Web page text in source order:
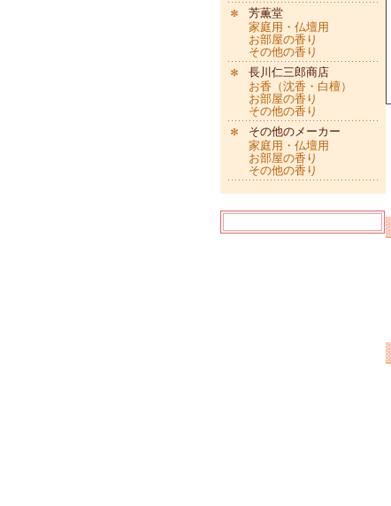
芳薫堂
家庭用・仏壇用
お部屋の香り
その他の香り
長川仁三郎商店
お香（沈香・白檀）
お部屋の香り
その他の香り
その他のメーカー
家庭用・仏壇用
お部屋の香り
その他の香り